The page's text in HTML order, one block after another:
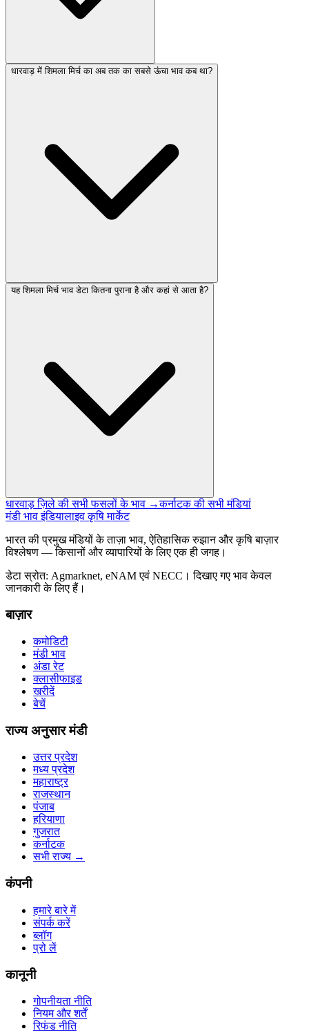
धारवाड़ में शिमला मिर्च का अब तक का सबसे ऊंचा भाव कब था?
यह शिमला मिर्च भाव डेटा कितना पुराना है और कहां से आता है?
धारवाड़ ज़िले की सभी फसलों के भाव →कर्नाटक की सभी मंडियां
मंडी भाव इंडियालाइव कृषि मार्केट
भारत की प्रमुख मंडियों के ताज़ा भाव, ऐतिहासिक रुझान और कृषि बाज़ार
विश्लेषण — किसानों और व्यापारियों के लिए एक ही जगह।
डेटा स्रोत: Agmarknet, eNAM एवं NECC। दिखाए गए भाव केवल
जानकारी के लिए हैं।
बाज़ार
कमोडिटी
मंडी भाव
अंडा रेट
क्लासीफाइड
खरीदें
बेचें
राज्य अनुसार मंडी
उत्तर प्रदेश
मध्य प्रदेश
महाराष्ट्र
राजस्थान
पंजाब
हरियाणा
गुजरात
कर्नाटक
सभी राज्य →
कंपनी
हमारे बारे में
संपर्क करें
ब्लॉग
प्रो लें
कानूनी
गोपनीयता नीति
नियम और शर्तें
रिफंड नीति